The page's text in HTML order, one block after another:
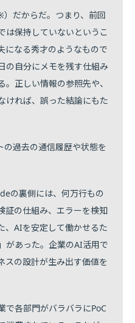
だからだ。つまり、前回
は保持していないというこ
になる秀才のようなもので
の自分にメモを残す仕組み
正しい情報の参照先や、
ければ、誤った結論にもた
の過去の通信履歴や状態を
の裏側には、何万行もの
証の仕組み、エラーを検知
、AIを安定して働かせるた
があった。企業のAI活用で
スの設計が生み出す価値を
で各部門がバラバラにPoC